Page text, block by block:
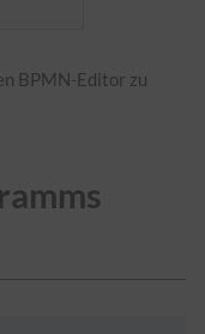
BPMN-Editor zu